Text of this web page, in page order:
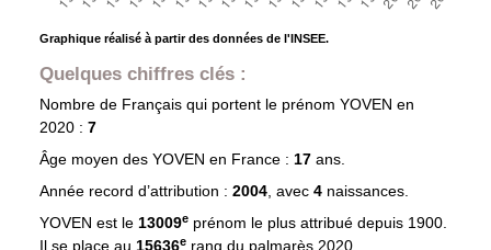
Graphique réalisé à partir des données de l'INSEE.
Quelques chiffres clés :
Nombre de Français qui portent le prénom YOVEN en
2020 : 7
Âge moyen des YOVEN en France : 17 ans.
Année record d’attribution : 2004, avec 4 naissances.
YOVEN est le 13009eprénom le plus attribué depuis 1900.
Il se place au 15636e rang du palmarès 2020.